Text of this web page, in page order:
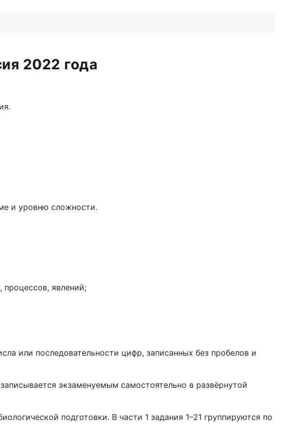
2022 года
и уровню сложности.
процессов, явлений;
или последовательности цифр, записанных без пробелов и
экзаменуемым самостоятельно в развёрнутой
подготовки. В части 1 задания 1–21 группируются по